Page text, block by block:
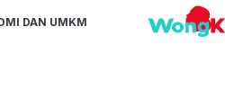
DAN UMKM